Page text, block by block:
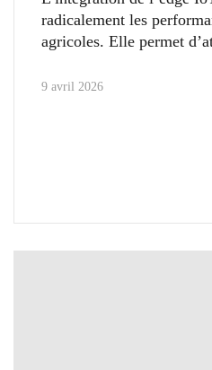
radicalement les
agricoles. Elle permet
9 avril 2026